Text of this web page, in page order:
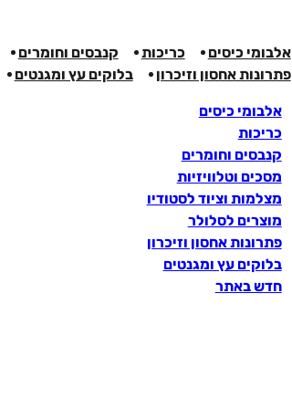
אלבומי כיסים כריכות קנבסים וחומרים
פתרונות אחסון וזיכרון
בלוקים עץ ומגנטים
אלבומי כיסים
כריכות
קנבסים וחומרים
מסכים וטלוויזיות
מצלמות וציוד לסטודיו
מוצרים לסלולר
פתרונות אחסון וזיכרון
בלוקים עץ ומגנטים
חדש באתר